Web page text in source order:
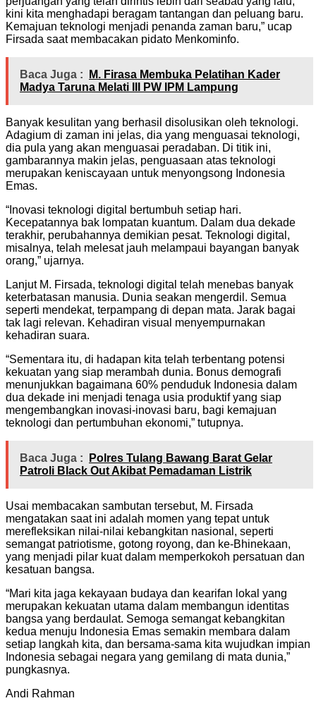
kini kita menghadapi beragam tantangan dan peluang baru.
Kemajuan teknologi menjadi penanda zaman baru,” ucap
Firsada saat membacakan pidato Menkominfo.
Baca Juga :
M. Firasa Membuka Pelatihan Kader
Madya Taruna Melati III PW IPM Lampung
Banyak kesulitan yang berhasil disolusikan oleh teknologi.
Adagium di zaman ini jelas, dia yang menguasai teknologi,
dia pula yang akan menguasai peradaban. Di titik ini,
gambarannya makin jelas, penguasaan atas teknologi
merupakan keniscayaan untuk menyongsong Indonesia
Emas.
“Inovasi teknologi digital bertumbuh setiap hari.
Kecepatannya bak lompatan kuantum. Dalam dua dekade
terakhir, perubahannya demikian pesat. Teknologi digital,
misalnya, telah melesat jauh melampaui bayangan banyak
orang,” ujarnya.
Lanjut M. Firsada, teknologi digital telah menebas banyak
keterbatasan manusia. Dunia seakan mengerdil. Semua
seperti mendekat, terpampang di depan mata. Jarak bagai
tak lagi relevan. Kehadiran visual menyempurnakan
kehadiran suara.
“Sementara itu, di hadapan kita telah terbentang potensi
kekuatan yang siap merambah dunia. Bonus demografi
menunjukkan bagaimana 60% penduduk Indonesia dalam
dua dekade ini menjadi tenaga usia produktif yang siap
mengembangkan inovasi-inovasi baru, bagi kemajuan
teknologi dan pertumbuhan ekonomi,” tutupnya.
Baca Juga :
Polres Tulang Bawang Barat Gelar
Patroli Black Out Akibat Pemadaman Listrik
Usai membacakan sambutan tersebut, M. Firsada
mengatakan saat ini adalah momen yang tepat untuk
merefleksikan nilai-nilai kebangkitan nasional, seperti
semangat patriotisme, gotong royong, dan ke-Bhinekaan,
yang menjadi pilar kuat dalam memperkokoh persatuan dan
kesatuan bangsa.
“Mari kita jaga kekayaan budaya dan kearifan lokal yang
merupakan kekuatan utama dalam membangun identitas
bangsa yang berdaulat. Semoga semangat kebangkitan
kedua menuju Indonesia Emas semakin membara dalam
setiap langkah kita, dan bersama-sama kita wujudkan impian
Indonesia sebagai negara yang gemilang di mata dunia,”
pungkasnya.
Andi Rahman